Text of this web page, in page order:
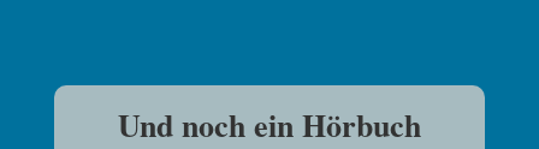
Und noch ein Hörbuch